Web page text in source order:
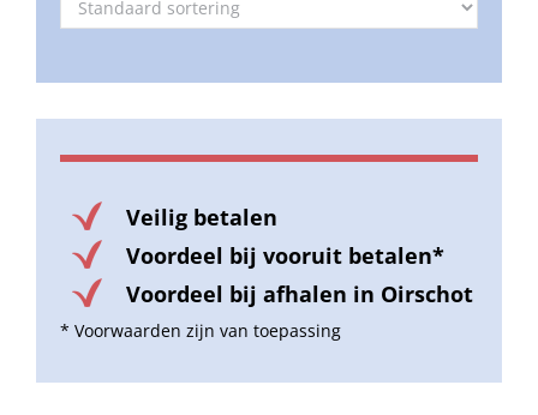
Veilig betalen
Voordeel bij vooruit betalen*
Voordeel bij afhalen in Oirschot
* Voorwaarden zijn van toepassing